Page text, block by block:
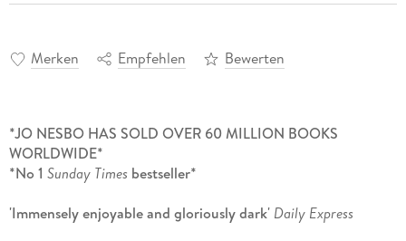
Merken Empfehlen Bewerten
*JO NESBO HAS SOLD OVER 60 MILLION BOOKS
WORLDWIDE*
*No 1 Sunday Times bestseller*
'Immensely enjoyable and gloriously dark' Daily Express